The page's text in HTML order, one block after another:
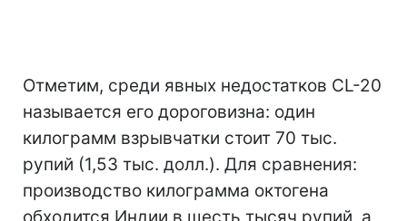
Отметим, среди явных недостатков CL-20
называется его дороговизна: один
килограмм взрывчатки стоит 70 тыс.
рупий (1,53 тыс. долл.). Для сравнения:
производство килограмма октогена
обходится Индии в шесть тысяч рупий, а